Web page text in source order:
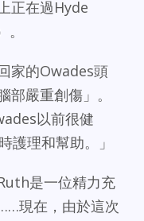
正在過Hyde
家的Owades頭
嚴重創傷」。
以前很健
護理和幫助。」
是一位精力充
現在，由於這次